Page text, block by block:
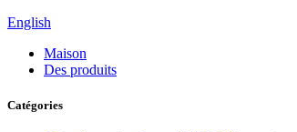
English
Maison
Des produits
Catégories